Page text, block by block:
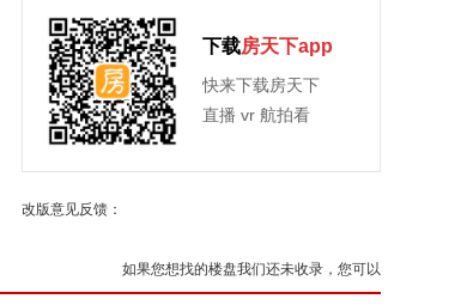
下载房天下app
快来下载房天下
直播 vr 航拍看
改版意见反馈：
如果您想找的楼盘我们还未收录，您可以